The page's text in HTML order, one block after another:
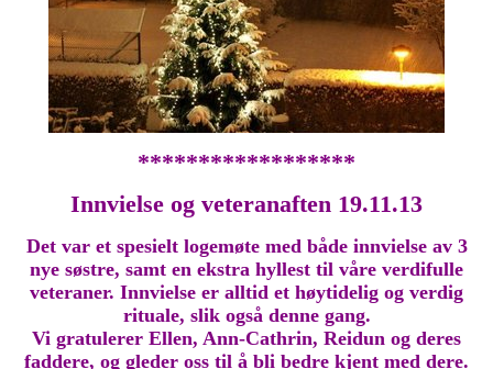
******************
Innvielse og veteranaften 19.11.13
Det var et spesielt logemøte med både innvielse av 3
nye søstre, samt en ekstra hyllest til våre verdifulle
veteraner. Innvielse er alltid et høytidelig og verdig
rituale, slik også denne gang.
Vi gratulerer Ellen, Ann-Cathrin, Reidun og deres
faddere, og gleder oss til å bli bedre kjent med dere.